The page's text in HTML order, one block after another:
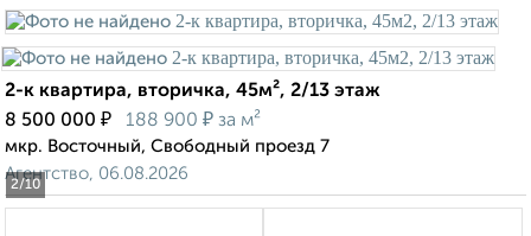
2/10
2-к квартира, вторичка, 45м², 2/13 этаж
8 500 000 ₽ 188 900 ₽ за м²
мкр. Восточный, Свободный проезд 7
Агентство, 06.08.2026